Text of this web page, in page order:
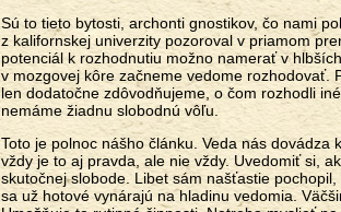
Sú to tieto bytosti, archonti gnostikov, čo nami
z kalifornskej univerzity pozoroval v priamom
potenciál k rozhodnutiu možno namerať v
v mozgovej kôre začneme vedome rozhodovať.
len dodatočne zdôvodňujeme, o čom rozhodli
nemáme žiadnu slobodnú vôľu.
Toto je polnoc nášho článku. Veda nás
vždy je to aj pravda, ale nie vždy. Uvedomiť si,
skutočnej slobode. Libet sám našťastie
sa už hotové vynárajú na hladinu vedomia.